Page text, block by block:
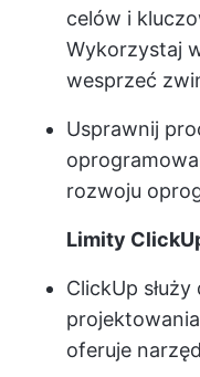
celów i
Wykorzystaj
wesprzeć
Usprawnij
rozwoju
Limity
ClickUp
oferuje